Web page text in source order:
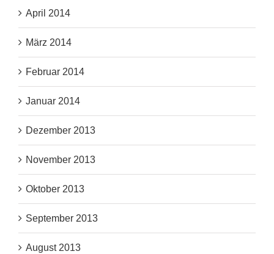
April 2014
März 2014
Februar 2014
Januar 2014
Dezember 2013
November 2013
Oktober 2013
September 2013
August 2013